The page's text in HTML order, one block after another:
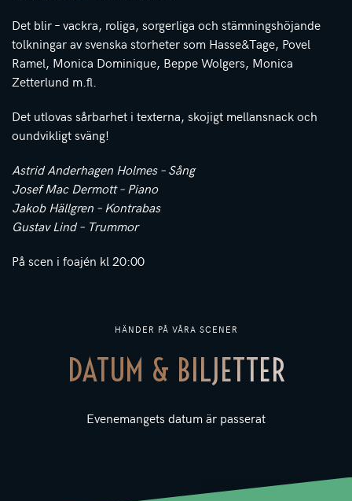
HÄNDER PÅ VÅRA SCENER
DATUM & BILJETTER
Evenemangets datum är passerat
Det blir – vackra, roliga, sorgerliga och stämningshöjande
tolkningar av svenska storheter som Hasse&Tage, Povel
Ramel, Monica Dominique, Beppe Wolgers, Monica
Zetterlund m.fl.
Det utlovas sårbarhet i texterna, skojigt mellansnack och
oundvikligt sväng!
Astrid Anderhagen Holmes – Sång
Josef Mac Dermott – Piano
Jakob Hällgren – Kontrabas
Gustav Lind – Trummor
På scen i foajén kl 20:00